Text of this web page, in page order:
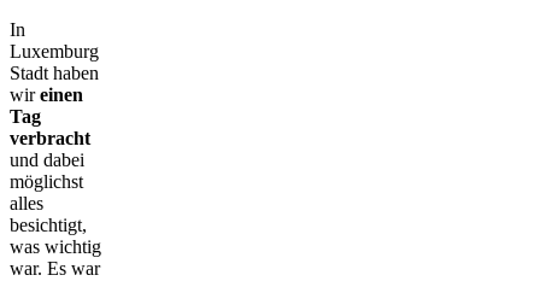
In
Luxemburg
Stadt haben
wireinen
Tag
verbracht
und dabei
möglichst
alles
besichtigt,
was wichtig
war. Es war